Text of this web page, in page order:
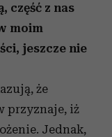
część z nas
moim
jeszcze nie
że
przyznaje, iż
Jednak,